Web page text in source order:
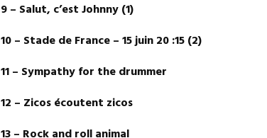
9 – Salut, c’est Johnny (1)
10 – Stade de France – 15 juin 20 :15 (2)
11 – Sympathy for the drummer
12 – Zicos écoutent zicos